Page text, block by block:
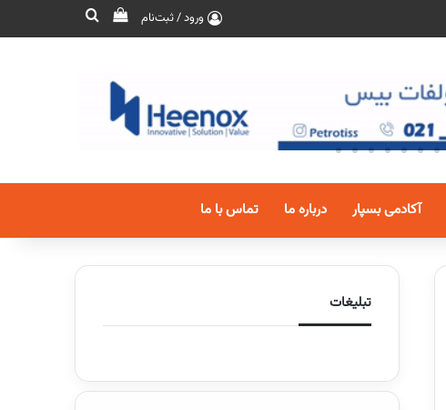
ورود / ثبت‌نام
آکادمی بسپار درباره ما تماس با ما
تبلیغات